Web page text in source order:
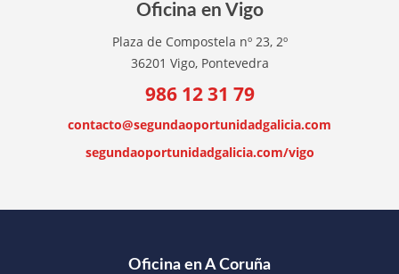
Oficina en Vigo
Plaza de Compostela nº 23, 2º
36201 Vigo, Pontevedra
986 12 31 79
contacto@segundaoportunidadgalicia.com
segundaoportunidadgalicia.com/vigo
Oficina en A Coruña